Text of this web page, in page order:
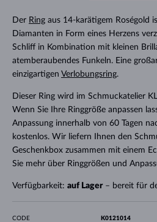
Der Ringaus 14-karätigem Roségold
Diamanten in Form eines Herzens
Schliff in Kombination mit kleinen
atemberaubendes Funkeln. Eine
einzigartigen Verlobungsring.
Dieser Ring wird im Schmuckatelier
Wenn Sie Ihre Ringgröße anpassen
Anpassung innerhalb von 60 Tagen
kostenlos. Wir liefern Ihnen den
Geschenkbox zusammen mit einem
Sie mehr über Ringgrößen und
Verfügbarkeit: auf Lager– bereit für
CODE K0121014